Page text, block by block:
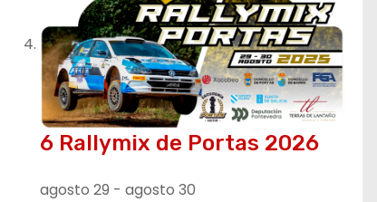
6 Rallymix de Portas 2026
agosto 29 - agosto 30